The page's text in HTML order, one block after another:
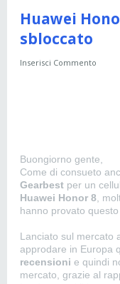
Huawei
sbloccato
Inserisci Commento
Buongiorno gente,
Come di consueto
Gearbest per un
Huawei Honor 8 ,
hanno provato questo
Lanciato sul mercato
approdare in Europa
recensioni e quindi
mercato, grazie al